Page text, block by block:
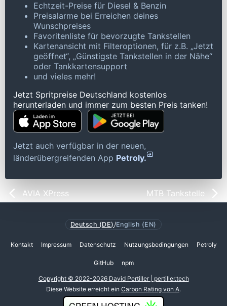
Echtzeit-Preise für Diesel & Benzin
Preisalarme bei Erreichen deines
Wunschpreises
Favoritenliste für bevorzugte Tankstellen
Kartenansicht mit Filteroptionen, für z.B. „Jetzt
geöffnet“, „Günstigste Tankstellen in der Nähe“
oder Tankkartensupport
und vieles mehr!
Jetzt Spritpreise Deutschland kostenlos
herunterladen und immer zum besten Preis tanken!
Jetzt auch verfügbar in der neuen,
länderübergreifenden App Petroly.
AVIA XPress MTB Tankstelle
Deutsch (DE) /English (EN)
Kontakt Impressum Datenschutz Nutzungsbedingungen Petroly
GitHub npm
Copyright © 2022-2026 David Pertiller | pertiller.tech
Diese Website erreicht ein Carbon Rating von A.